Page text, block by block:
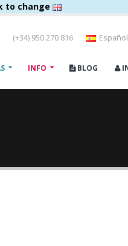
to change
(+34) 950 270 816 Español
INFO BLOG